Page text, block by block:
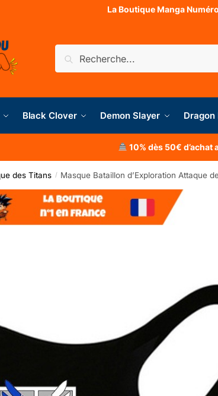
La Boutique Manga
Black Clover Demon Slayer Dragon
10% dès 50€ d’achat
des Titans / Masque Bataillon d’Exploration Attaque